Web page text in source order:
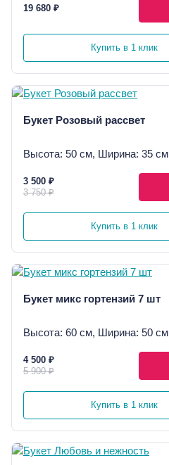
19 680 ₽
Купить в 1 клик
Букет Розовый рассвет
Высота: 50 см, Ширина: 35 см
3 500 ₽
3 750 ₽
Купить в 1 клик
Букет микс гортензий 7 шт
Высота: 60 см, Ширина: 50 см
4 500 ₽
5 900 ₽
Купить в 1 клик